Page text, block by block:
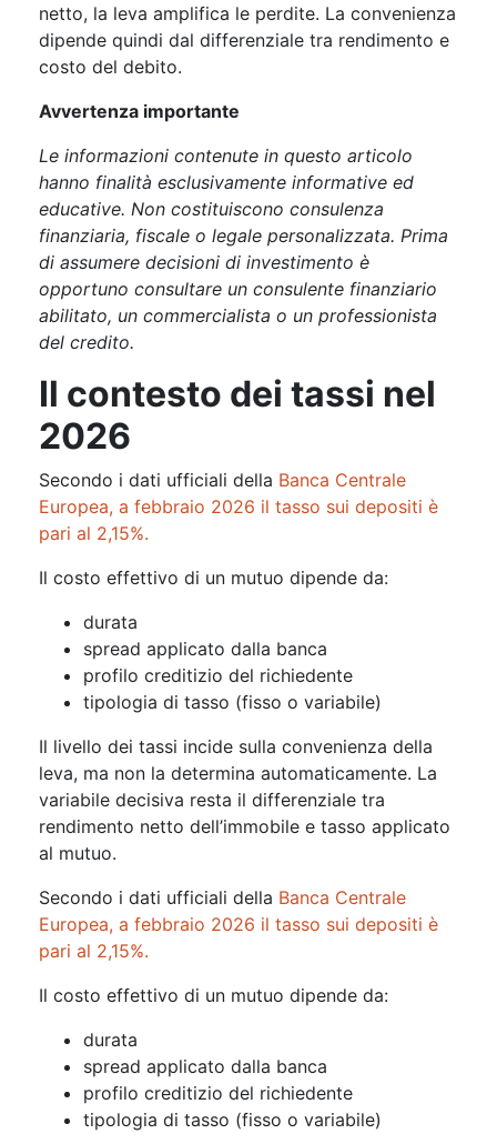
netto, la leva amplifica le perdite. La convenienza
dipende quindi dal differenziale tra rendimento e
costo del debito.
Avvertenza importante
Le informazioni contenute in questo articolo
hanno finalità esclusivamente informative ed
educative. Non costituiscono consulenza
finanziaria, fiscale o legale personalizzata. Prima
di assumere decisioni di investimento è
opportuno consultare un consulente finanziario
abilitato, un commercialista o un professionista
del credito.
Il contesto dei tassi nel
2026
Secondo i dati ufficiali della Banca Centrale
Europea, a febbraio 2026 il tasso sui depositi è
pari al 2,15%.
Il costo effettivo di un mutuo dipende da:
durata
spread applicato dalla banca
profilo creditizio del richiedente
tipologia di tasso (fisso o variabile)
Il livello dei tassi incide sulla convenienza della
leva, ma non la determina automaticamente. La
variabile decisiva resta il differenziale tra
rendimento netto dell’immobile e tasso applicato
al mutuo.
Secondo i dati ufficiali della Banca Centrale
Europea, a febbraio 2026 il tasso sui depositi è
pari al 2,15%.
Il costo effettivo di un mutuo dipende da:
durata
spread applicato dalla banca
profilo creditizio del richiedente
tipologia di tasso (fisso o variabile)